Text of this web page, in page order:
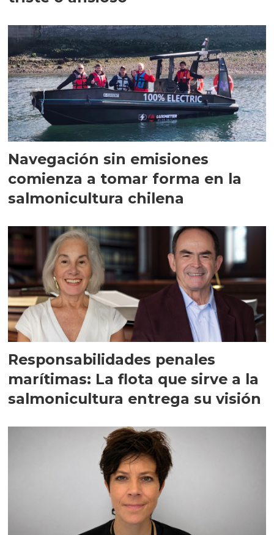
Navegación sin emisiones
comienza a tomar forma en la
salmonicultura chilena
Responsabilidades penales
marítimas: La flota que sirve a la
salmonicultura entrega su visión